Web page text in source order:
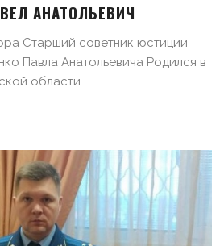
АНАТОЛЬЕВИЧ
Старший советник юстиции
Павла Анатольевича Родился в
области ...